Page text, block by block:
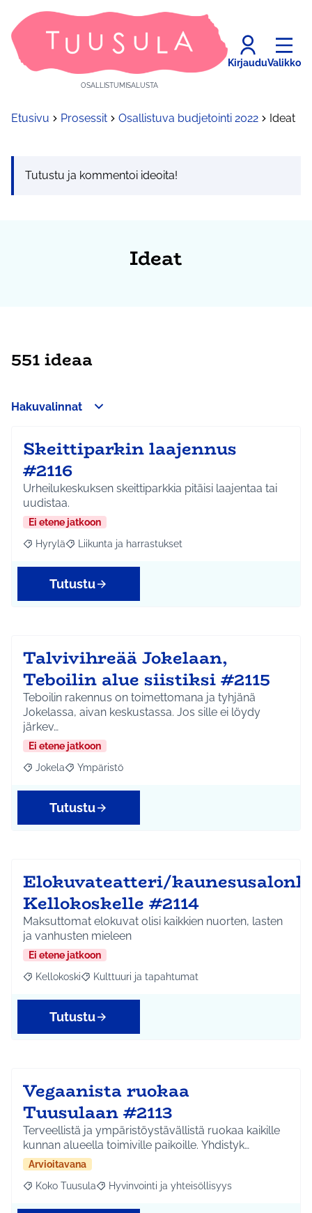
OSALLISTUMISALUSTA
KirjauduValikko
Etusivu Prosessit Osallistuva budjetointi 2022 Ideat
Tutustu ja kommentoi ideoita!
Ideat
551 ideaa
Hakuvalinnat
Skeittiparkin laajennus
#2116
Urheilukeskuksen skeittiparkkia pitäisi laajentaa tai
uudistaa.
Ei etene jatkoon
Rajaa tulokset aihepiirin mukaan: Hyrylä
Hyrylä Rajaa tulokset teeman mukaan: Liikunta ja
Liikunta ja harrastukset
Tutustu
Talvivihreää Jokelaan,
Teboilin alue siistiksi #2115
Teboilin rakennus on toimettomana ja tyhjänä
Jokelassa, aivan keskustassa. Jos sille ei löydy
järkev…
Ei etene jatkoon
Rajaa tulokset aihepiirin mukaan: Jokela
Jokela Rajaa tulokset teeman mukaan: Ympäristö
Ympäristö
Tutustu
Elokuvateatteri/
Kellokoskelle #2114
Maksuttomat elokuvat olisi kaikkien nuorten, lasten
ja vanhusten mieleen
Ei etene jatkoon
Rajaa tulokset aihepiirin mukaan: Kellokoski
Kellokoski Rajaa tulokset teeman mukaan: Kulttuuri ja
Kulttuuri ja tapahtumat
Tutustu
Vegaanista ruokaa
Tuusulaan #2113
Terveellistä ja ympäristöystävällistä ruokaa kaikille
kunnan alueella toimiville paikoille. Yhdistyk…
Arvioitavana
Rajaa tulokset aihepiirin mukaan: Koko Tuusula
Koko Tuusula Rajaa tulokset teeman mukaan: Hyvinvointi ja
Hyvinvointi ja yhteisöllisyys